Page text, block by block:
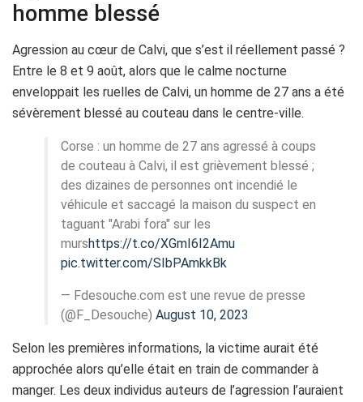
homme blessé
Agression au cœur de Calvi, que s’est il réellement passé ?
Entre le 8 et 9 août, alors que le calme nocturne
enveloppait les ruelles de Calvi, un homme de 27 ans a été
sévèrement blessé au couteau dans le centre-ville.
Corse : un homme de 27 ans agressé à coups
de couteau à Calvi, il est grièvement blessé ;
des dizaines de personnes ont incendié le
véhicule et saccagé la maison du suspect en
taguant "Arabi fora" sur les
murshttps://t.co/XGmI6I2Amu
pic.twitter.com/SIbPAmkkBk
— Fdesouche.com est une revue de presse
(@F_Desouche) August 10, 2023
Selon les premières informations, la victime aurait été
approchée alors qu’elle était en train de commander à
manger. Les deux individus auteurs de l’agression l’auraient